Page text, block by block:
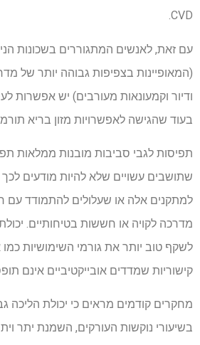
CVD.
עם זאת, לאנשים המתגוררים בשכונות
(המאופיינות בצפיפות גבוהה יותר של
ודיור וקמעונאות מעורבים) יש אפשרות
בעוד שהגישה לאפשרויות מזון בריא
תפיסות לגבי סביבות מובנות ממלאות
שתושבים עשויים שלא להיות מודעים
למתקנים אלה או שעלולים להתמודד עם
מדרכה לקויה או חששות בטיחותיים.
לשקף טוב יותר את גורמי השימושיות
קישוריות שמדדים אובייקטיביים אינם
מחקרים קודמים מראים כי יכולת הליכה
בשיעורי נוקשות העורקים, השמנת יתר